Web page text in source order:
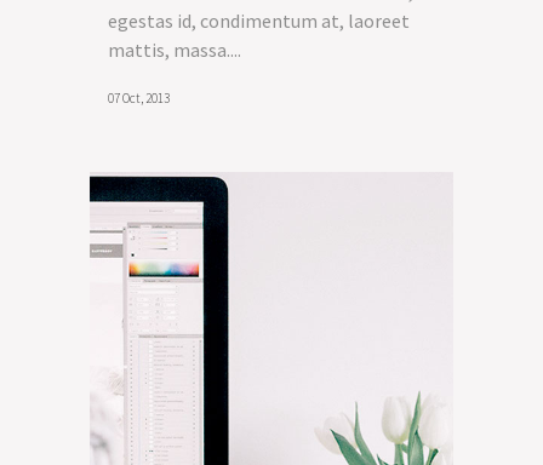
egestas id, condimentum at, laoreet
mattis, massa....
07 Oct, 2013